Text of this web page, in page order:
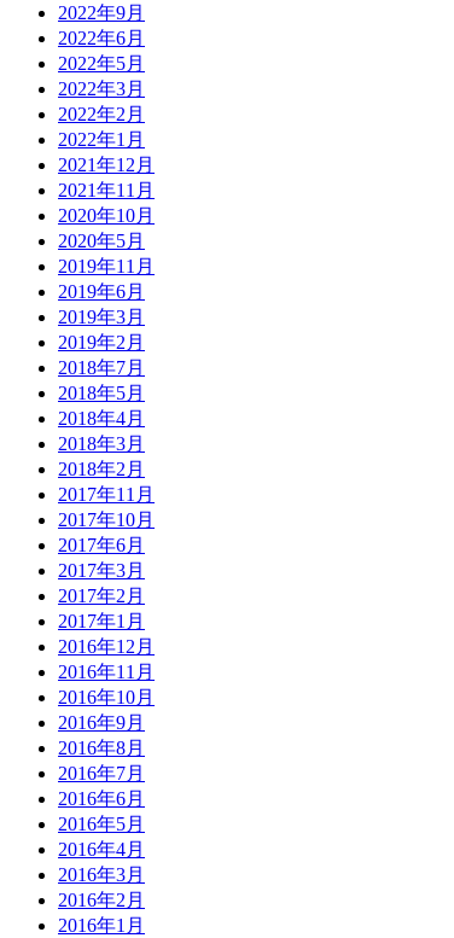
2022年9月
2022年6月
2022年5月
2022年3月
2022年2月
2022年1月
2021年12月
2021年11月
2020年10月
2020年5月
2019年11月
2019年6月
2019年3月
2019年2月
2018年7月
2018年5月
2018年4月
2018年3月
2018年2月
2017年11月
2017年10月
2017年6月
2017年3月
2017年2月
2017年1月
2016年12月
2016年11月
2016年10月
2016年9月
2016年8月
2016年7月
2016年6月
2016年5月
2016年4月
2016年3月
2016年2月
2016年1月